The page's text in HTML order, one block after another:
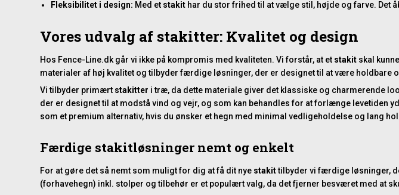
Fleksibilitet i design: Med et stakithar du stor frihed til at vælge stil, højde og farve. Det
Vores udvalg af stakitter: Kvalitet og design
Hos Fence-Line.dk går vi ikke på kompromis med kvaliteten. Vi forstår, at et stakit skal
materialer af høj kvalitet og tilbyder færdige løsninger, der er designet til at være holdbare
Vi tilbyder primært stakitter i træ, da dette materiale giver det klassiske og charmerende
der er designet til at modstå vind og vejr, og som kan behandles for at forlænge levetiden
som et premium alternativ, hvis du ønsker et hegn med minimal vedligeholdelse og lang
Færdige stakitløsninger nemt og enkelt
For at gøre det så nemt som muligt for dig at få dit nye stakittilbyder vi færdige løsninger,
(forhavehegn) inkl. stolper og tilbehør er et populært valg, da det fjerner besværet med at